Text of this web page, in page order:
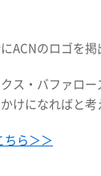
ACNのロゴを
ス・バファロ
けになればと考
ちら＞＞